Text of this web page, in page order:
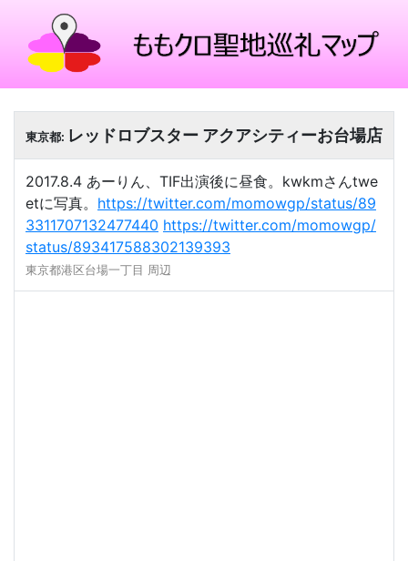
東京都: レッドロブスター アクアシティーお台場店
2017.8.4 あーりん、TIF出演後に昼食。kwkmさんtwe
etに写真。 https://twitter.com/momowgp/status/89
3311707132477440 https://twitter.com/momowgp/
status/893417588302139393
東京都港区台場一丁目 周辺